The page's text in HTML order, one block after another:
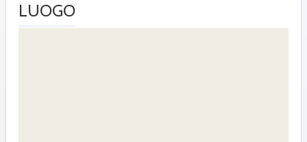
LUOGO